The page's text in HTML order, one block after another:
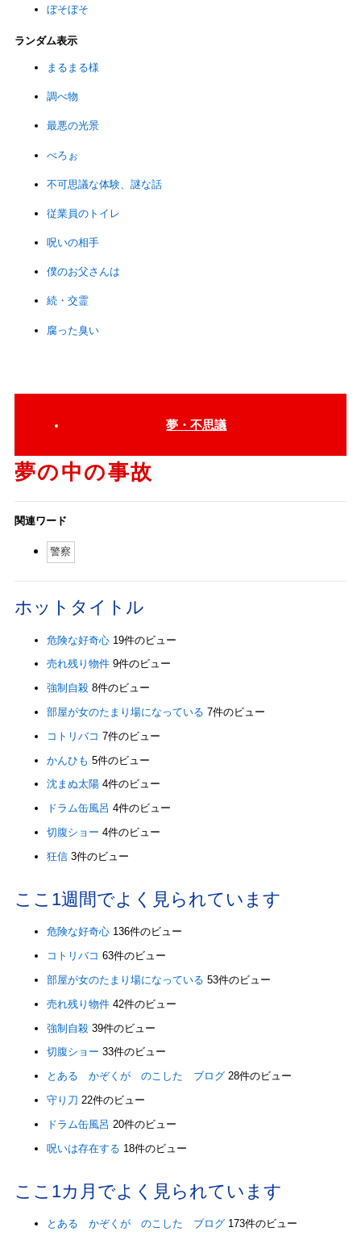
ぼそぼそ
ランダム表示
まるまる様
調べ物
最悪の光景
べろぉ
不可思議な体験、謎な話
従業員のトイレ
呪いの相手
僕のお父さんは
続・交霊
腐った臭い
夢・不思議
夢の中の事故
関連ワード
警察
ホットタイトル
危険な好奇心 19件のビュー
売れ残り物件 9件のビュー
強制自殺 8件のビュー
部屋が女のたまり場になっている 7件のビュー
コトリバコ 7件のビュー
かんひも 5件のビュー
沈まぬ太陽 4件のビュー
ドラム缶風呂 4件のビュー
切腹ショー 4件のビュー
狂信 3件のビュー
ここ1週間でよく見られています
危険な好奇心 136件のビュー
コトリバコ 63件のビュー
部屋が女のたまり場になっている 53件のビュー
売れ残り物件 42件のビュー
強制自殺 39件のビュー
切腹ショー 33件のビュー
とある かぞくが のこした ブログ 28件のビュー
守り刀 22件のビュー
ドラム缶風呂 20件のビュー
呪いは存在する 18件のビュー
ここ1カ月でよく見られています
とある かぞくが のこした ブログ 173件のビュー